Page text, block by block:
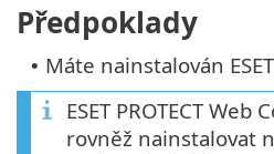
Předpoklady
• Máte nainstalován
ESET PROTECT Web
rovněž nainstalovat